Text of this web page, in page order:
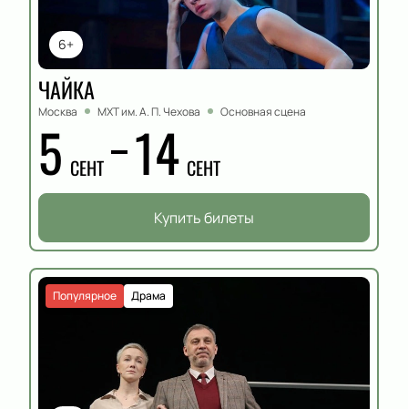
6+
ЧАЙКА
Москва МХТ им. А. П. Чехова Основная сцена
5 СЕНТ 14 СЕНТ
Купить билеты
Драма
Популярное